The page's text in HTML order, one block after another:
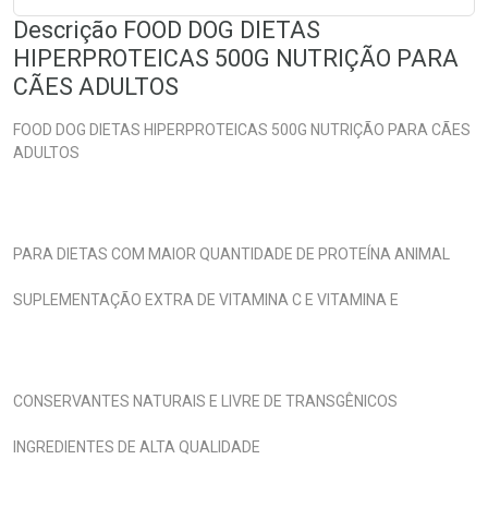
Descrição FOOD DOG DIETAS
HIPERPROTEICAS 500G NUTRIÇÃO PARA
CÃES ADULTOS
FOOD DOG DIETAS HIPERPROTEICAS 500G NUTRIÇÃO PARA CÃES
ADULTOS
PARA DIETAS COM MAIOR QUANTIDADE DE PROTEÍNA ANIMAL
SUPLEMENTAÇÃO EXTRA DE VITAMINA C E VITAMINA E
CONSERVANTES NATURAIS E LIVRE DE TRANSGÊNICOS
INGREDIENTES DE ALTA QUALIDADE